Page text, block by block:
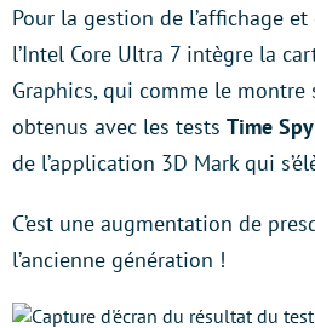
Pour la gestion de l’affichage
l’Intel Core Ultra 7 intègre la
Graphics, qui comme le montre
obtenus avec les tests Time Spy
de l’application 3D Mark qui
C’est une augmentation de
l’ancienne génération !